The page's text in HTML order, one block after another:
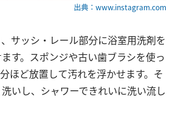
出典：www.instagram.com
サッシ・レール部分に浴室用洗剤を
す。スポンジや古い歯ブラシを使っ
ほど放置して汚れを浮かせます。そ
いし、シャワーできれいに洗い流し